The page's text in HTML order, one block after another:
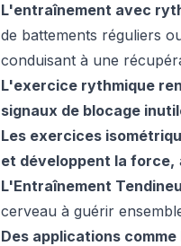
L'entraînement avec
de battements réguliers
conduisant à une
L'exercice rythmique
signaux de blocage
Les exercices
et développent la force,
L'Entraînement
cerveau à guérir
Des applications